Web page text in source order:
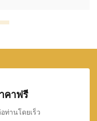
คาฟรี
ท่านโดยเร็ว